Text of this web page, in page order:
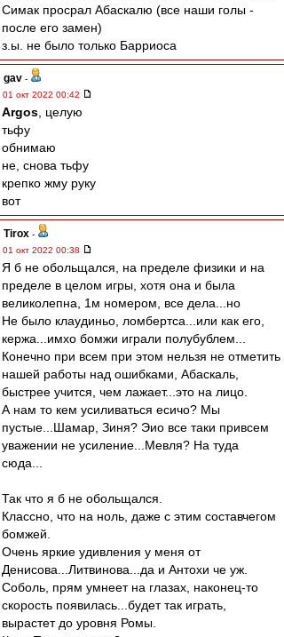
Симак просрал Абаскалю (все наши голы -
после его замен)
з.ы. не было только Барриоса
gav -
01 окт 2022 00:42
Argos , целую
тьфу
обнимаю
не, снова тьфу
крепко жму руку
вот
Tirox -
01 окт 2022 00:38
Я б не обольщался, на пределе физики и на
пределе в целом игры, хотя она и была
великолепна, 1м номером, все дела...но
Не было клаудиньо, ломбертса...или как его,
кержа...имхо бомжи играли полубублем...
Конечно при всем при этом нельзя не отметить
нашей работы над ошибками, Абаскаль,
быстрее учится, чем лажает...это на лицо.
А нам то кем усиливаться есичо? Мы
пустые...Шамар, Зиня? Эио все таки привсем
уважении не усиление...Мевля? На туда
сюда...
Так что я б не обольщался.
Классно, что на ноль, даже с этим составчегом
бомжей.
Очень яркие удивления у меня от
Денисова...Литвинова...да и Антохи че уж.
Соболь, прям умнеет на глазах, наконец-то
скорость появилась...будет так играть,
вырастет до уровня Ромы.